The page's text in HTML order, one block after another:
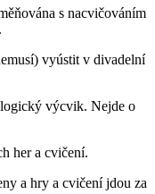
s nacvičováním
vyústit v divadelní
výcvik. Nejde o
her a cvičení.
a hry a cvičení jdou za